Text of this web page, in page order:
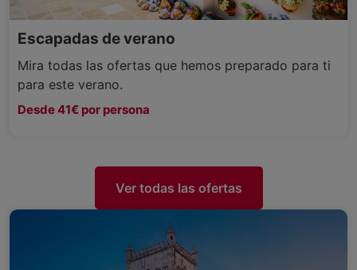
Escapadas de verano
Mira todas las ofertas que hemos preparado para ti
para este verano.
Desde 41€ por persona
Ver todas las ofertas